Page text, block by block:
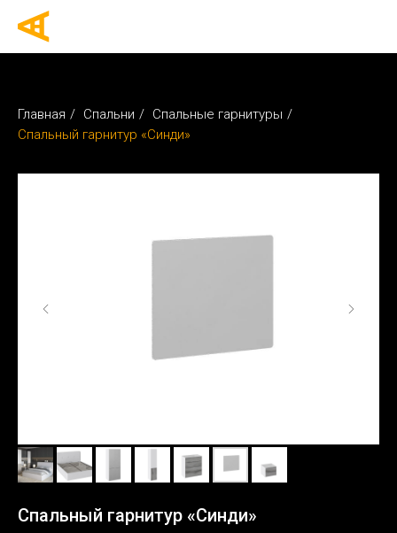
Главная / Спальни / Спальные гарнитуры /
Спальный гарнитур «Синди»
Спальный гарнитур «Синди»